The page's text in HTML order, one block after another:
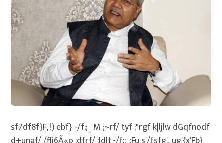
sf7df8f}F, !) ebf} -/f;;_ M ;~rf/ tyf ;"rgf k|ljlw dGqfnodf